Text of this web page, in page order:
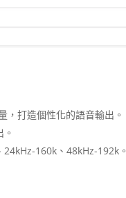
打造個性化的語音輸出。
160k、48kHz-192k。